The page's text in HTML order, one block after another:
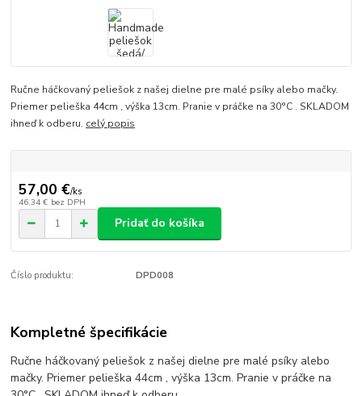
Ručne háčkovaný peliešok z našej dielne pre malé psíky alebo mačky.
Priemer pelieška 44cm , výška 13cm. Pranie v práčke na 30°C . SKLADOM
ihneď k odberu. celý popis
57,00 €/ks
46,34 € bez DPH
Pridať do košíka
Číslo produktu: DPD008
Kompletné špecifikácie
Ručne háčkovaný peliešok z našej dielne pre malé psíky alebo
mačky. Priemer pelieška 44cm , výška 13cm. Pranie v práčke na